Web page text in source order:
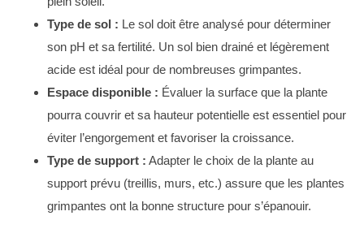
Type de sol : Le sol doit être analysé pour déterminer
son pH et sa fertilité. Un sol bien drainé et légèrement
acide est idéal pour de nombreuses grimpantes.
Espace disponible : Évaluer la surface que la plante
pourra couvrir et sa hauteur potentielle est essentiel pour
éviter l’engorgement et favoriser la croissance.
Type de support : Adapter le choix de la plante au
support prévu (treillis, murs, etc.) assure que les plantes
grimpantes ont la bonne structure pour s’épanouir.